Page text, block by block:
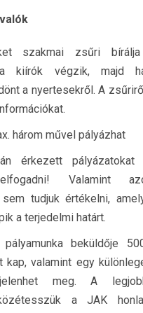
szakmai zsűri
kiírók végzik, majd
a nyertesekről. A
három művel pályázhat
érkezett
elfogadni! Valamint
sem tudjuk értékelni,
a terjedelmi határt.
beküldője
kap, valamint egy
jelenhet meg. A
a JAK